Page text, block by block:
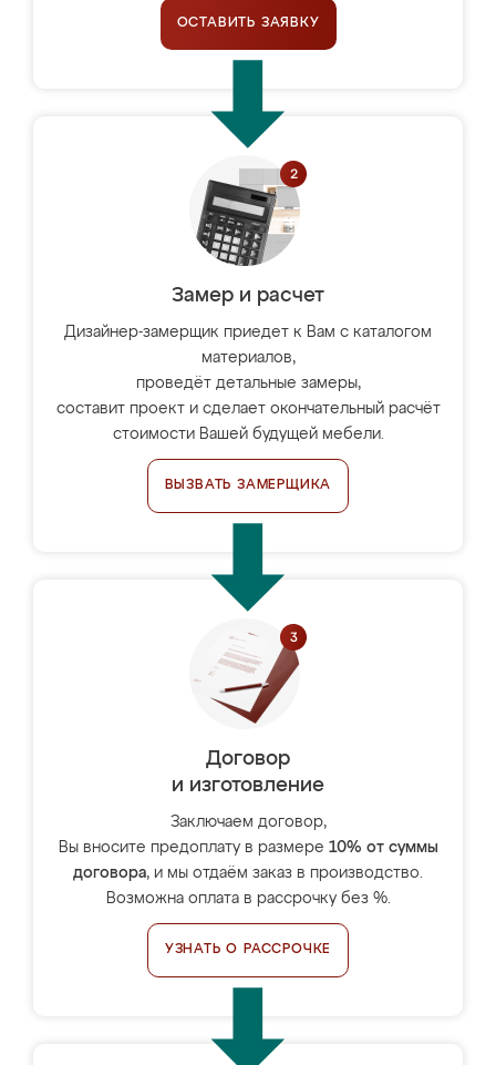
ОСТАВИТЬ ЗАЯВКУ
Замер и расчет
Дизайнер-замерщик приедет к Вам с каталогом
материалов,
проведёт детальные замеры,
составит проект и сделает окончательный расчёт
стоимости Вашей будущей мебели.
ВЫЗВАТЬ ЗАМЕРЩИКА
Договор
и изготовление
Заключаем договор,
Вы вносите предоплату в размере 10% от суммы
договора, и мы отдаём заказ в производство.
Возможна оплата в рассрочку без %.
УЗНАТЬ О РАССРОЧКЕ